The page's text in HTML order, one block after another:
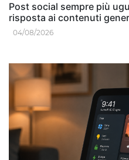
Post social sempre più
risposta ai contenuti
04/08/2026